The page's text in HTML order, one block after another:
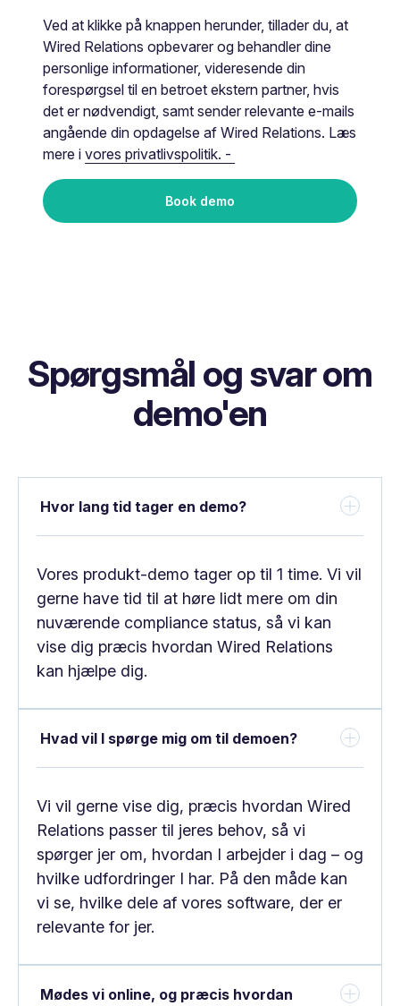
Ved at klikke på knappen herunder, tillader du, at
Wired Relations opbevarer og behandler dine
personlige informationer, videresende din
forespørgsel til en betroet ekstern partner, hvis
det er nødvendigt, samt sender relevante e-mails
angående din opdagelse af Wired Relations. Læs
mere ivores privatlivspolitik. -
Spørgsmål og svar om
demo'en
Hvor lang tid tager en demo?
Vores produkt-demo tager op til 1 time. Vi vil
gerne have tid til at høre lidt mere om din
nuværende compliance status, så vi kan
vise dig præcis hvordan Wired Relations
kan hjælpe dig.
Hvad vil I spørge mig om til demoen?
Vi vil gerne vise dig, præcis hvordan Wired
Relations passer til jeres behov, så vi
spørger jer om, hvordan I arbejder i dag – og
hvilke udfordringer I har. På den måde kan
vi se, hvilke dele af vores software, der er
relevante for jer.
Mødes vi online, og præcis hvordan